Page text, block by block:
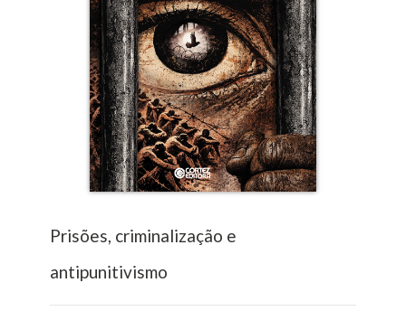
Prisões, criminalização e
antipunitivismo